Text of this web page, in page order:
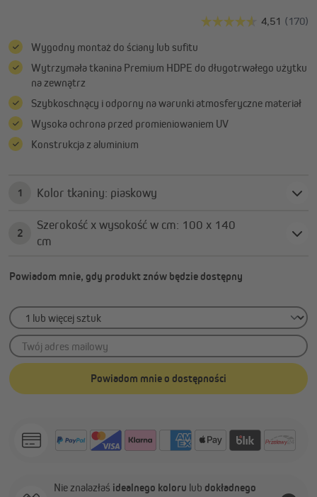
Wygodny montaż do ściany lub sufitu
Wytrzymała tkanina Premium HDPE do długotrwałego użytku
na zewnątrz
Szybkoschnący i odporny na warunki atmosferyczne materiał
Wysoka ochrona przed promieniowaniem UV
Konstrukcja z aluminium
1 Kolor tkaniny: piaskowy
2
Szerokość x wysokość w cm: 100 x 140
cm
Powiadom mnie, gdy produkt znów będzie dostępny
Twój adres mailowy
Powiadom mnie o dostępności
Nie znalazłaś idealnego koloru lub dokładnego